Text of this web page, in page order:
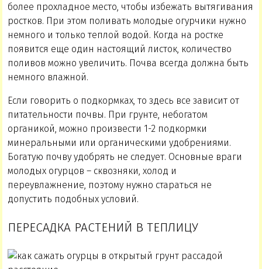
более прохладное место, чтобы избежать вытягивания
ростков. При этом поливать молодые огурчики нужно
немного и только теплой водой. Когда на ростке
появится еще один настоящий листок, количество
поливов можно увеличить. Почва всегда должна быть
немного влажной.
Если говорить о подкормках, то здесь все зависит от
питательности почвы. При грунте, небогатом
органикой, можно произвести 1-2 подкормки
минеральными или органическими удобрениями.
Богатую почву удобрять не следует. Основные враги
молодых огурцов – сквозняки, холод и
переувлажнение, поэтому нужно стараться не
допустить подобных условий.
ПЕРЕСАДКА РАСТЕНИЙ В ТЕПЛИЦУ